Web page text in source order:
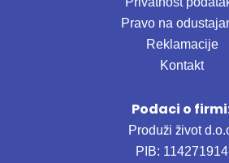
Pravo na
Reklamacije
Kontakt
Podaci o
Produži život
PIB: 114271914